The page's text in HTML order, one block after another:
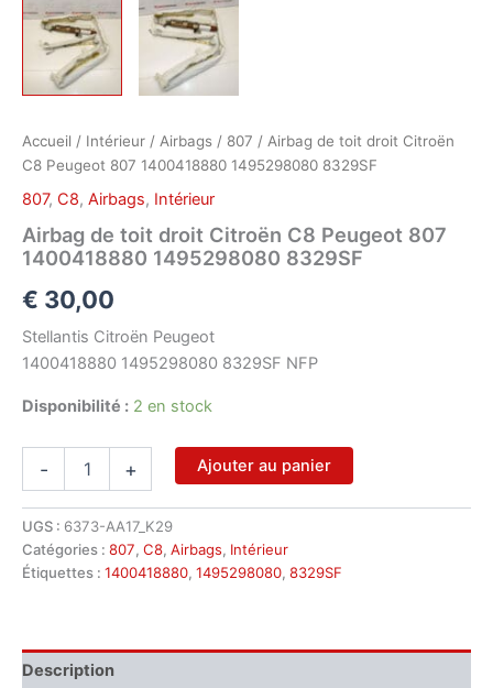
Accueil / Intérieur / Airbags / 807 / Airbag de toit droit Citroën
C8 Peugeot 807 1400418880 1495298080 8329SF
807, C8, Airbags, Intérieur
Airbag de toit droit Citroën C8 Peugeot 807
1400418880 1495298080 8329SF
€ 30,00
Stellantis Citroën Peugeot
1400418880 1495298080 8329SF NFP
Disponibilité : 2 en stock
-
de
toit
droit
807
1400418880
+ Ajouter au panier
UGS : 6373-AA17_K29
Catégories : 807, C8, Airbags, Intérieur
Étiquettes : 1400418880, 1495298080, 8329SF
Description